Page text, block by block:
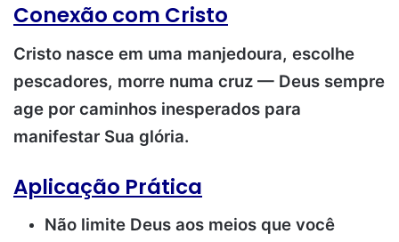
Conexão com Cristo
Cristo nasce em uma manjedoura, escolhe
pescadores, morre numa cruz — Deus sempre
age por caminhos inesperados para
manifestar Sua glória.
Aplicação Prática
Não limite Deus aos meios que você